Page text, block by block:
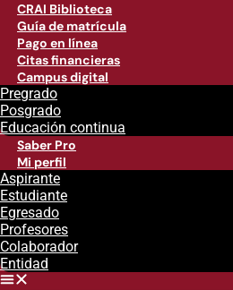
CRAI Biblioteca
Guía de matrícula
Pago en línea
Citas financieras
Campus digital
Pregrado
Posgrado
Educación continua
Saber Pro
Mi perfil
Aspirante
Estudiante
Egresado
Profesores
Colaborador
Entidad